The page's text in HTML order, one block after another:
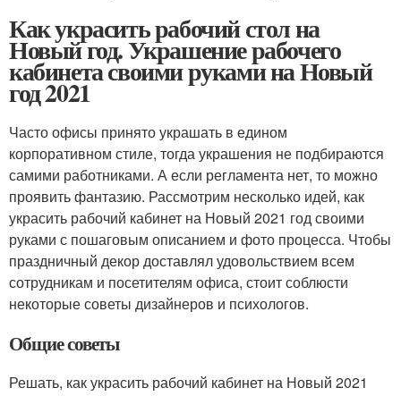
Как украсить рабочий стол на
Новый год. Украшение рабочего
кабинета своими руками на Новый
год 2021
Часто офисы принято украшать в едином
корпоративном стиле, тогда украшения не подбираются
самими работниками. А если регламента нет, то можно
проявить фантазию. Рассмотрим несколько идей, как
украсить рабочий кабинет на Новый 2021 год своими
руками с пошаговым описанием и фото процесса. Чтобы
праздничный декор доставлял удовольствием всем
сотрудникам и посетителям офиса, стоит соблюсти
некоторые советы дизайнеров и психологов.
Общие советы
Решать, как украсить рабочий кабинет на Новый 2021